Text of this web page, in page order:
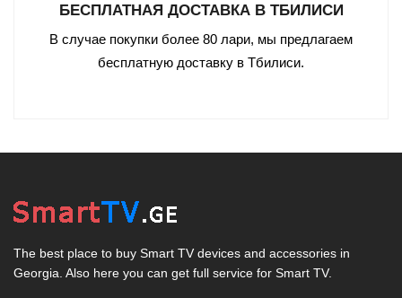
БЕСПЛАТНАЯ ДОСТАВКА В ТБИЛИСИ
В случае покупки более 80 лари, мы предлагаем
бесплатную доставку в Тбилиси.
The best place to buy Smart TV devices and accessories in
Georgia. Also here you can get full service for Smart TV.